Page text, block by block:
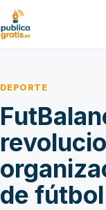
DEPORTE
de